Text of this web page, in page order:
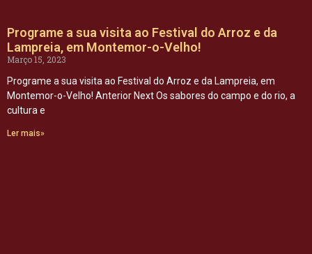
Programe a sua visita ao Festival do Arroz e da
Lampreia, em Montemor-o-Velho!
Março 15, 2023
Programe a sua visita ao Festival do Arroz e da Lampreia, em
Montemor-o-Velho! Anterior Next Os sabores do campo e do rio, a
cultura e
Ler mais»